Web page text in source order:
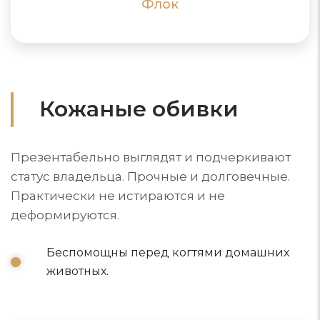
Флок
Кожаные обивки
Презентабельно выглядят и подчеркивают
статус владельца. Прочные и долговечные.
Практически не истираются и не
деформируются.
Беспомощны перед когтями домашних
животных.